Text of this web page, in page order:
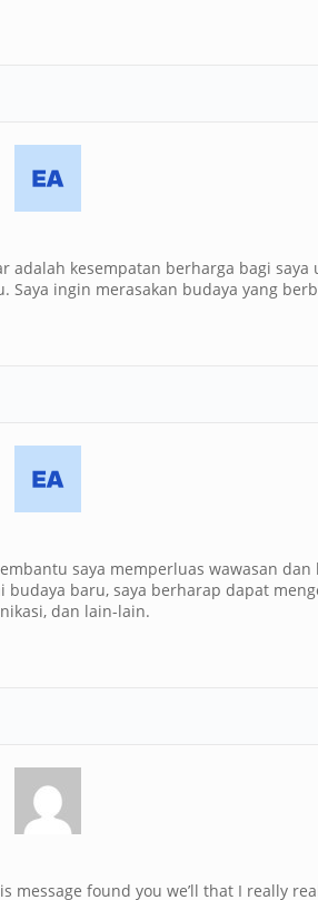
kesempatan berharga bagi saya
ingin merasakan budaya yang
saya memperluas wawasan dan
baru, saya berharap dapat
dan lain-lain.
message found you we’ll that I really